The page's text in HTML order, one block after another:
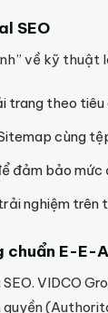
SEO
về kỹ thuật
trang theo tiêu
cùng
đảm bảo
nghiệm
chuẩn E-E-
VIDCO